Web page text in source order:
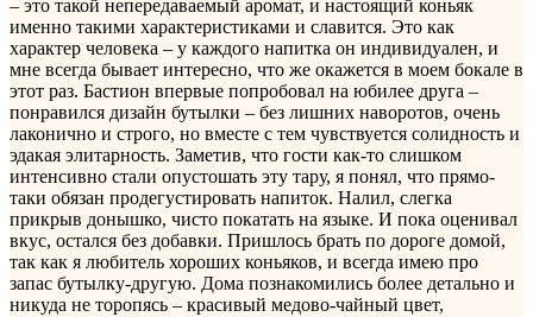
– это такой непередаваемый аромат, и настоящий коньяк
именно такими характеристиками и славится. Это как
характер человека – у каждого напитка он индивидуален, и
мне всегда бывает интересно, что же окажется в моем бокале в
этот раз. Бастион впервые попробовал на юбилее друга –
понравился дизайн бутылки – без лишних наворотов, очень
лаконично и строго, но вместе с тем чувствуется солидность и
эдакая элитарность. Заметив, что гости как-то слишком
интенсивно стали опустошать эту тару, я понял, что прямо-
таки обязан продегустировать напиток. Налил, слегка
прикрыв донышко, чисто покатать на языке. И пока оценивал
вкус, остался без добавки. Пришлось брать по дороге домой,
так как я любитель хороших коньяков, и всегда имею про
запас бутылку-другую. Дома познакомились более детально и
никуда не торопясь – красивый медово-чайный цвет,